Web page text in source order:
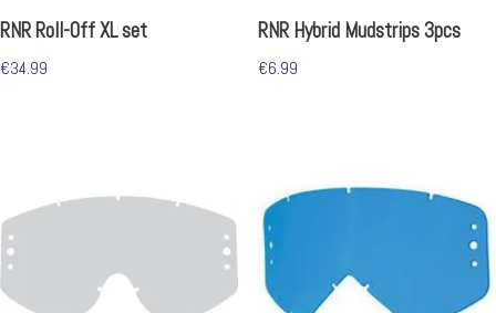
RNR Roll-Off XL set
€34.99
RNR Hybrid Mudstrips 3pcs
€6.99